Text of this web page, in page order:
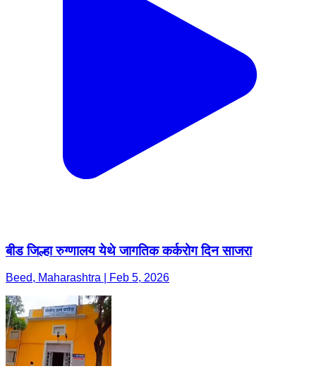
बीड जिल्हा रुग्णालय येथे जागतिक कर्करोग दिन साजरा
Beed, Maharashtra | Feb 5, 2026